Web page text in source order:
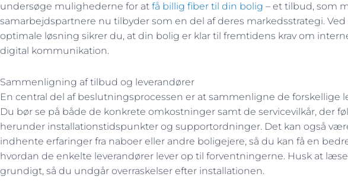
undersøge mulighederne for at få billig fiber til din bolig – et tilbud, som
samarbejdspartnere nu tilbyder som en del af deres markedsstrategi.
optimale løsning sikrer du, at din bolig er klar til fremtidens krav om
digital kommunikation.
Sammenligning af tilbud og leverandører
En central del af beslutningsprocessen er at sammenligne de forskellige
Du bør se på både de konkrete omkostninger samt de servicevilkår, der
herunder installationstidspunkter og supportordninger. Det kan også
indhente erfaringer fra naboer eller andre boligejere, så du kan få en
hvordan de enkelte leverandører lever op til forventningerne. Husk at
grundigt, så du undgår overraskelser efter installationen.